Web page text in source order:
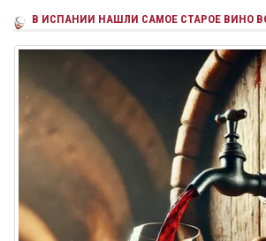
В ИСПАНИИ НАШЛИ САМОЕ СТАРОЕ ВИНО